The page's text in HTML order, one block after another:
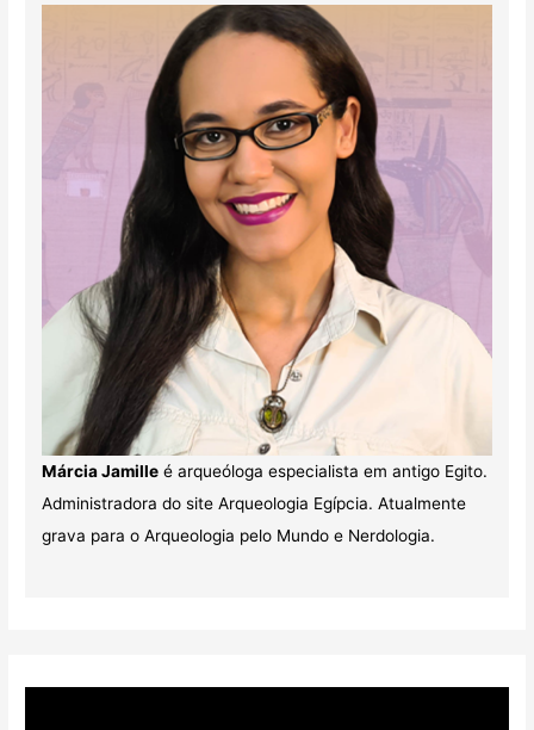
Márcia Jamilleé arqueóloga especialista em antigo Egito.
Administradora do site Arqueologia Egípcia. Atualmente
grava para o Arqueologia pelo Mundo e Nerdologia.